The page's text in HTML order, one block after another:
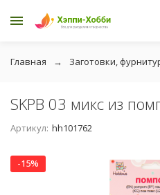
Главная Заготовки,
SKPB 03 микс из
Артикул: hh101762
-15%